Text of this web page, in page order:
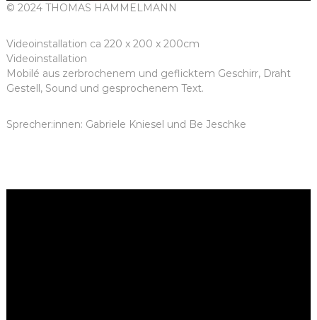
© 2024 THOMAS HAMMELMANN
Videoinstallation ca 220 x 200 x 200cm
Videoinstallation
Mobilé aus zerbrochenem und geflicktem Geschirr, Draht
Gestell, Sound und gesprochenem Text.
Sprecher:innen: Gabriele Kniesel und Be Jeschke